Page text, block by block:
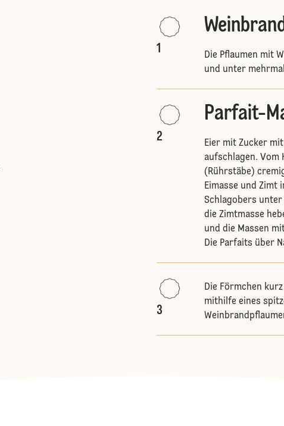
1
Die Pflaumen mit
und unter
2
Parfait-
Eier mit Zucker
aufschlagen. Vom
(Rührstäbe)
Eimasse und Zimt
Schlagobers unter
die Zimtmasse
und die Massen
Die Parfaits über
3
Die Förmchen
mithilfe eines